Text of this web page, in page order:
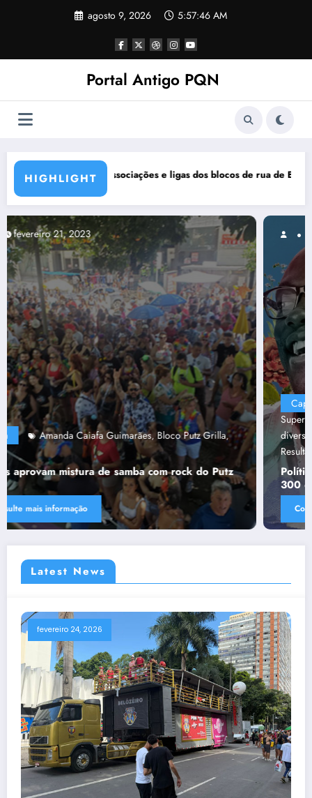
agosto 9, 2026 5:57:47 AM
Portal Antigo PQN
HIGHLIGHT
de rua de BH se manifestam em nota de repúdioRocknights lança a primeira
Capa
“Tendências para Docência no Ensino
Superior”,Ânima Educaçã,Ânima Plurais , capa,Política de
diversidade da Una e do UniBH,Rede Comunicação de
Resultado
Tânia Chaves
Política de diversidade da Una e do UniBH envolve
300 docentes e coladores negros
Consulte mais informação
março 5, 2021
Latest News
fevereiro 24, 2026